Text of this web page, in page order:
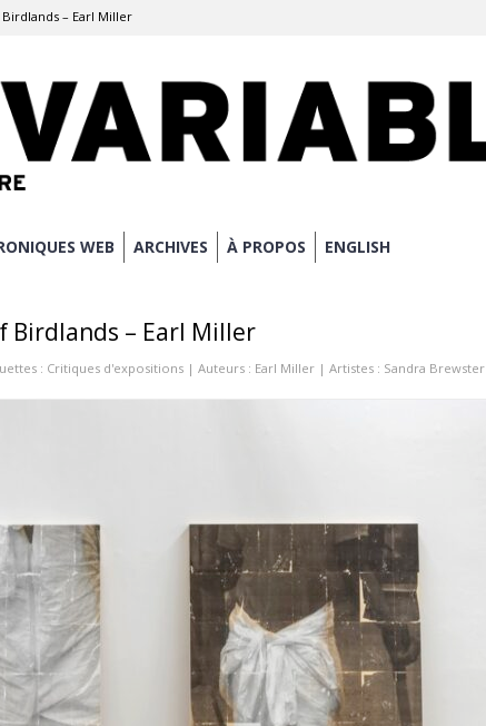
– Earl Miller
WEB ARCHIVES À PROPOS ENGLISH
Birdlands – Earl Miller
: Critiques d'expositions | Auteurs : Earl Miller | Artistes : Sandra Brewster